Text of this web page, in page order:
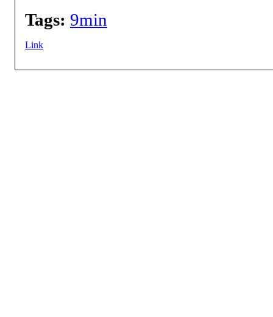
Tags: 9min
Link